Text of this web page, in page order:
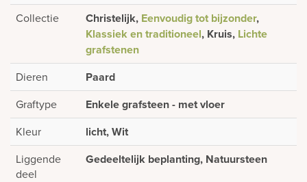
Collectie
Christelijk, Eenvoudig tot bijzonder,
Klassiek en traditioneel, Kruis, Lichte
grafstenen
Dieren Paard
Graftype Enkele grafsteen - met vloer
Kleur licht, Wit
Liggende
deel
Gedeeltelijk beplanting, Natuursteen